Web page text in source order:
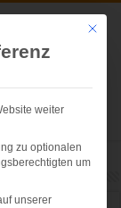
Mit
weiter
zu optionalen
um
unserer